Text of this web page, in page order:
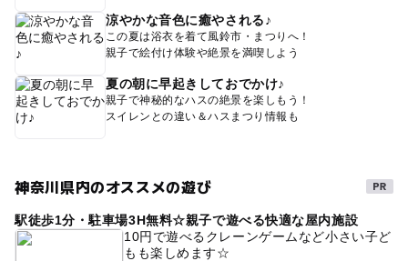
涼やかな音色に癒やされる♪
この夏は浴衣を着て風鈴市・まつりへ！
親子で絵付け体験や絶景を満喫しよう
夏の朝に早起きしておでかけ♪
親子で神秘的なハスの絶景を楽しもう！
スイレンとの違い＆ハスまつり情報も
神奈川県内のオススメの遊び
駅徒歩1分・駐車場3H無料☆親子で遊べる快適な屋内施設
10円で遊べるクレーンゲームなど小さい子ど
もも楽しめます☆